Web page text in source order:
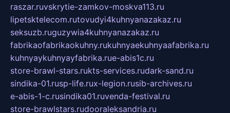
raszar.ruvskrytie-zamkov-moskva113.ru
lipetsktelecom.rutovudyi4kuhnyanazakaz.ru
seksuzb.ruguzywia4kuhnyanazakaz.ru
fabrikaofabrikaokuhny.rukuhnyaekuhnyaafabrika.ru
kuhnyaykuhnyayfabrika.rue-abis1c.ru
store-brawl-stars.rukts-services.rudark-sand.ru
sindika-01.rusp-life.rux-legion.rusib-archives.ru
e-abis-1-c.rusindika01.ruvenda-festival.ru
store-brawlstars.rudooraleksandria.ru